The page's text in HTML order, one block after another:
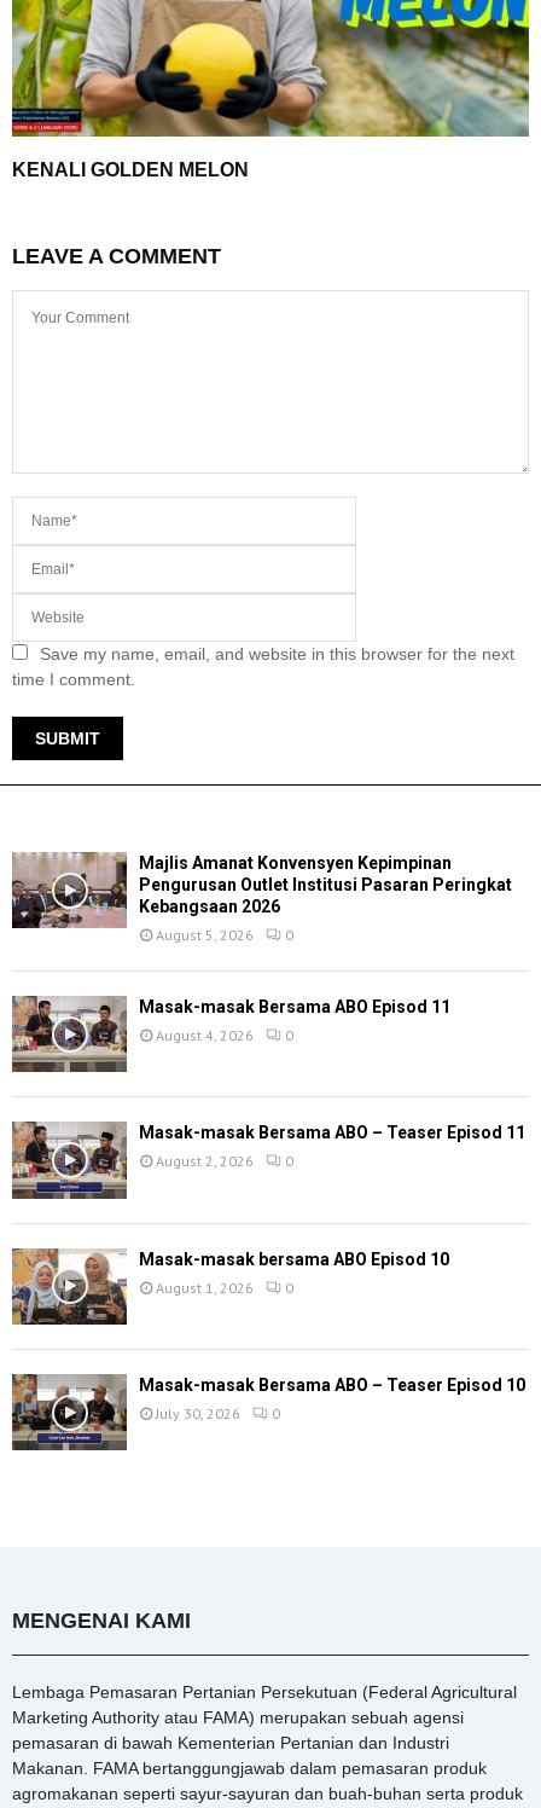
KENALI GOLDEN MELON
LEAVE A COMMENT
Save my name, email, and website in this browser for the next
time I comment.
Majlis Amanat Konvensyen Kepimpinan
Pengurusan Outlet Institusi Pasaran Peringkat
Kebangsaan 2026
August 5, 2026 0
Masak-masak Bersama ABO Episod 11
August 4, 2026 0
Masak-masak Bersama ABO – Teaser Episod 11
August 2, 2026 0
Masak-masak bersama ABO Episod 10
August 1, 2026 0
Masak-masak Bersama ABO – Teaser Episod 10
July 30, 2026 0
MENGENAI KAMI
Lembaga Pemasaran Pertanian Persekutuan (Federal Agricultural
Marketing Authority atau FAMA) merupakan sebuah agensi
pemasaran di bawah Kementerian Pertanian dan Industri
Makanan. FAMA bertanggungjawab dalam pemasaran produk
agromakanan seperti sayur-sayuran dan buah-buhan serta produk